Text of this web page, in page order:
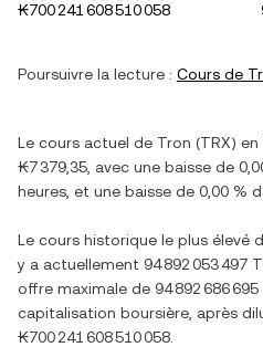
₭700 241 608 510 058
Poursuivre la lecture : Cours de
Le cours actuel de Tron (TRX) en
₭7 379,35 , avec une baisse de
heures, et une baisse de 0,00 %
Le cours historique le plus élevé
y a actuellement 94 892 053 497
offre maximale de 94 892 686 695
capitalisation boursière, après
₭700 241 608 510 058